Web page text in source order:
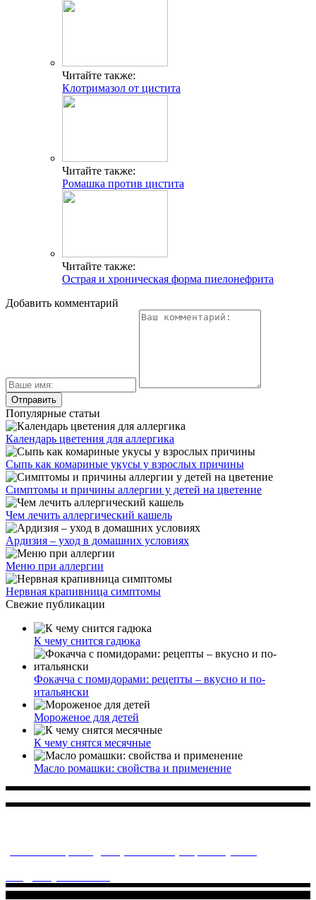
Читайте также:
Клотримазол от цистита
Читайте также:
Ромашка против цистита
Читайте также:
Острая и хроническая форма пиелонефрита
Добавить комментарий
Популярные статьи
Календарь цветения для аллергика
Сыпь как комариные укусы у взрослых причины
Симптомы и причины аллергии у детей на цветение
Чем лечить аллергический кашель
Ардизия – уход в домашних условиях
Меню при аллергии
Нервная крапивница симптомы
Свежие публикации
К чему снится гадюка
Фокачча с помидорами: рецепты – вкусно и по-
итальянски
Мороженое для детей
К чему снятся месячные
Масло ромашки: свойства и применение